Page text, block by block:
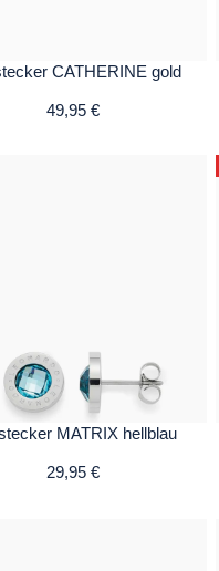
CATHERINE gold
49,95 €
MATRIX hellblau
29,95 €